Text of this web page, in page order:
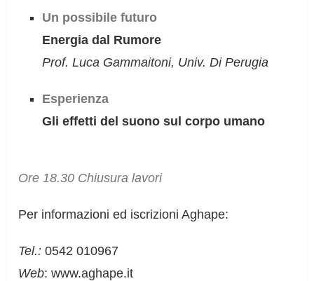
Un possibile futuro
Energia dal Rumore
Prof. Luca Gammaitoni, Univ. Di Perugia
Esperienza
Gli effetti del suono sul corpo umano
Ore 18.30 Chiusura lavori
Per informazioni ed iscrizioni Aghape:
Tel.: 0542 010967
Web: www.aghape.it